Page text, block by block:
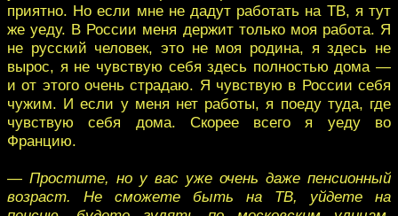
приятно. Но если мне не дадут работать на ТВ, я тут
же уеду. В России меня держит только моя работа. Я
не русский человек, это не моя родина, я здесь не
вырос, я не чувствую себя здесь полностью дома —
и от этого очень страдаю. Я чувствую в России себя
чужим. И если у меня нет работы, я поеду туда, где
чувствую себя дома. Скорее всего я уеду во
Францию.
— Простите, но у вас уже очень даже пенсионный
возраст. Не сможете быть на ТВ, уйдете на